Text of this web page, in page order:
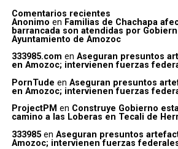
Comentarios recientes
Anonimo en Familias de Chachapa
barrancada son atendidas por
Ayuntamiento de Amozoc
333985.com en Aseguran presuntos
en Amozoc; intervienen fuerzas
PornTude en Aseguran presuntos
en Amozoc; intervienen fuerzas
ProjectPM en Construye Gobierno
camino a las Loberas en Tecali de
333985en Aseguran presuntos
Amozoc; intervienen fuerzas